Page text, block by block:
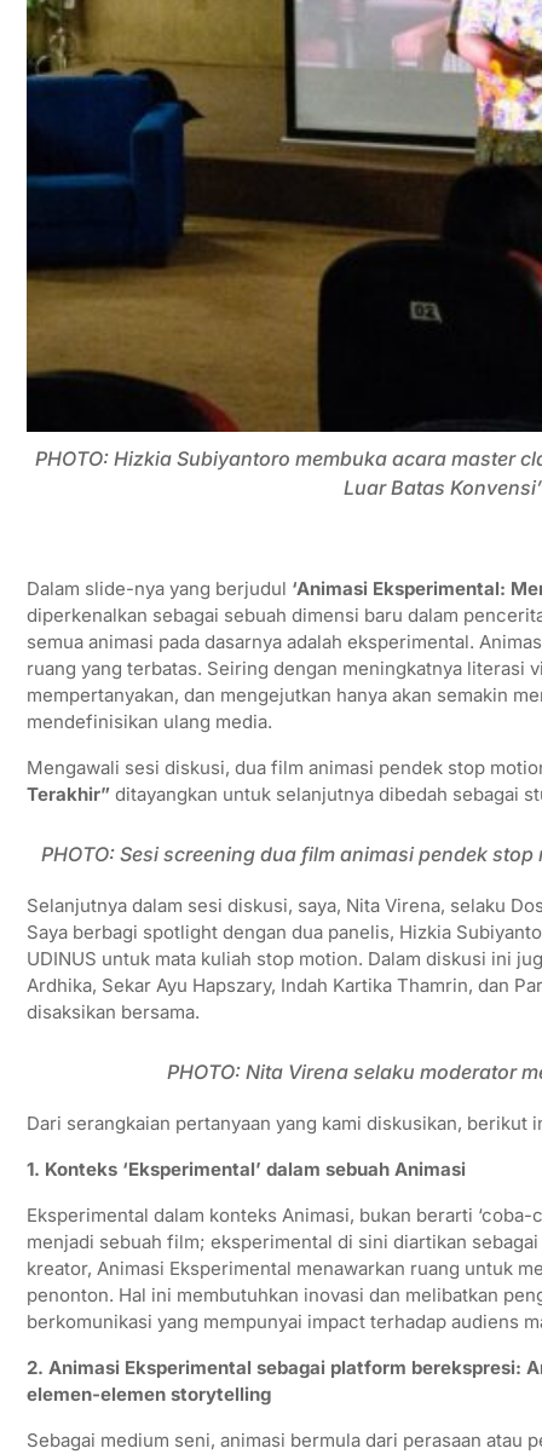
PHOTO: Hizkia Subiyantoro membuka acara master
Luar Batas
Dalam slide-nya yang berjudul ‘Animasi Eksperimental:
diperkenalkan sebagai sebuah dimensi baru dalam
semua animasi pada dasarnya adalah eksperimental.
ruang yang terbatas. Seiring dengan meningkatnya literasi
mempertanyakan, dan mengejutkan hanya akan semakin
mendefinisikan ulang media.
Mengawali sesi diskusi, dua film animasi pendek stop
Terakhir”ditayangkan untuk selanjutnya dibedah sebagai
PHOTO: Sesi screening dua film animasi pendek
Selanjutnya dalam sesi diskusi, saya, Nita Virena, selaku
Saya berbagi spotlight dengan dua panelis, Hizkia
UDINUS untuk mata kuliah stop motion. Dalam diskusi ini
Ardhika, Sekar Ayu Hapszary, Indah Kartika Thamrin, dan
disaksikan bersama.
PHOTO: Nita Virena selaku moderator
Dari serangkaian pertanyaan yang kami diskusikan, berikut
1. Konteks ‘Eksperimental’ dalam sebuah Animasi
Eksperimental dalam konteks Animasi, bukan berarti
menjadi sebuah film; eksperimental di sini diartikan
kreator, Animasi Eksperimental menawarkan ruang untuk
penonton. Hal ini membutuhkan inovasi dan melibatkan
berkomunikasi yang mempunyai impact terhadap audiens
2. Animasi Eksperimental sebagai platform berekspresi:
elemen-elemen storytelling
Sebagai medium seni, animasi bermula dari perasaan atau